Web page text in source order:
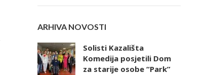
ARHIVA NOVOSTI
Solisti Kazališta
Komedija posjetili Dom
za starije osobe “Park”